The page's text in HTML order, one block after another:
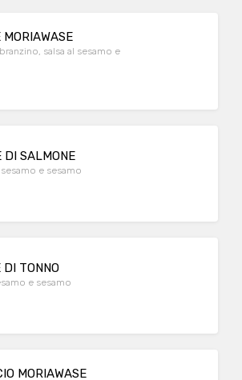
salsa al sesamo e
DI SALMONE
e sesamo
DI TONNO
e sesamo
MORIAWASE